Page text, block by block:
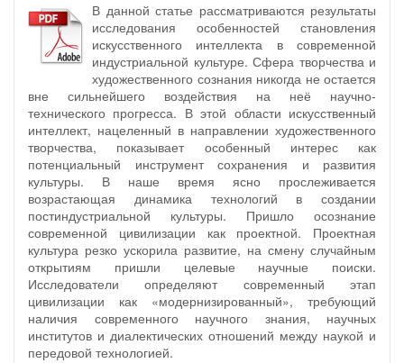
В данной статье рассматриваются результаты
исследования особенностей становления
искусственного интеллекта в современной
индустриальной культуре. Сфера творчества и
художественного сознания никогда не остается
вне сильнейшего воздействия на неё научно-
технического прогресса. В этой области искусственный
интеллект, нацеленный в направлении художественного
творчества, показывает особенный интерес как
потенциальный инструмент сохранения и развития
культуры. В наше время ясно прослеживается
возрастающая динамика технологий в создании
постиндустриальной культуры. Пришло осознание
современной цивилизации как проектной. Проектная
культура резко ускорила развитие, на смену случайным
открытиям пришли целевые научные поиски.
Исследователи определяют современный этап
цивилизации как «модернизированный», требующий
наличия современного научного знания, научных
институтов и диалектических отношений между наукой и
передовой технологией.